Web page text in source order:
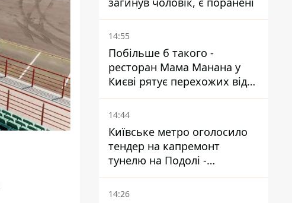
14:55
Побільше б такого -
ресторан Мама Манана у
Києві рятує перехожих від
спеки
14:44
Київське метро оголосило
тендер на капремонт
тунелю на Подолі -
триватиме майже два роки
14:26